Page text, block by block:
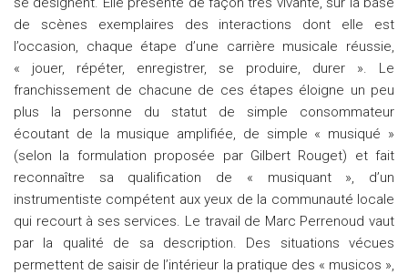
de scènes exemplaires des interactions dont elle est
l’occasion, chaque étape d’une carrière musicale réussie,
« jouer, répéter, enregistrer, se produire, durer ». Le
franchissement de chacune de ces étapes éloigne un peu
plus la personne du statut de simple consommateur
écoutant de la musique amplifiée, de simple « musiqué »
(selon la formulation proposée par Gilbert Rouget) et fait
reconnaître sa qualification de « musiquant », d’un
instrumentiste compétent aux yeux de la communauté locale
qui recourt à ses services. Le travail de Marc Perrenoud vaut
par la qualité de sa description. Des situations vécues
permettent de saisir de l’intérieur la pratique des « musicos »,